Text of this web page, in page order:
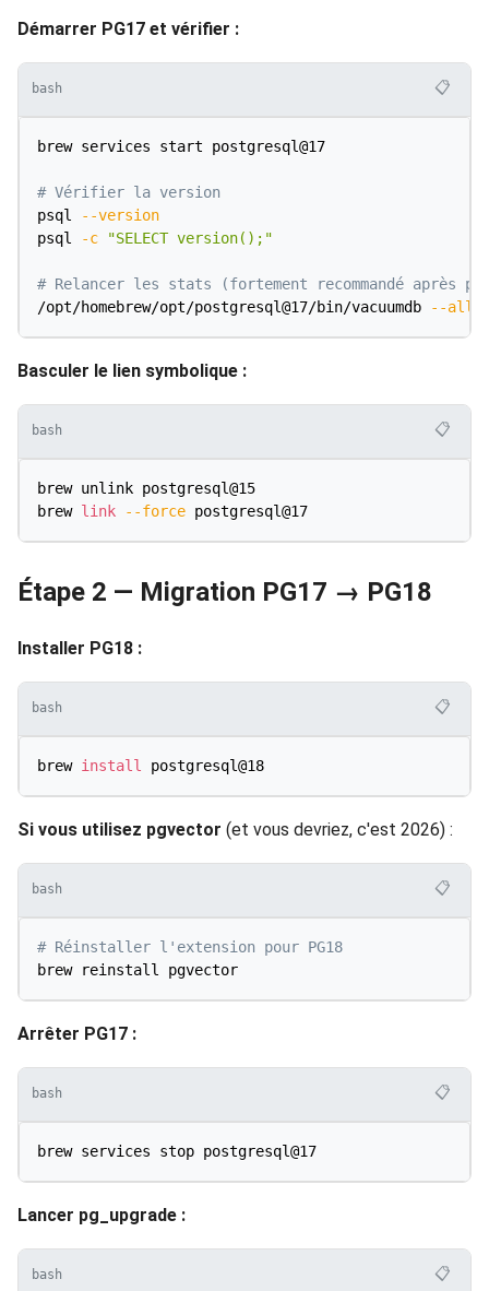
Démarrer PG17 et vérifier :
bash 📋
brew services start postgresql@17
# Vérifier la version
psql
--version
psql
-c "SELECT version();"
# Relancer les stats (fortement recommandé après
/opt/homebrew/opt/postgresql@17/bin/vacuumdb
--all
Basculer le lien symbolique :
bash 📋
brew unlink postgresql@15
brew link --force
Étape 2 — Migration PG17 → PG18
Installer PG18 :
bash 📋
brew install
Si vous utilisez pgvector (et vous devriez, c'est 2026) :
bash 📋
# Réinstaller l'extension pour PG18
Arrêter PG17 :
bash 📋
Lancer pg_upgrade :
bash 📋